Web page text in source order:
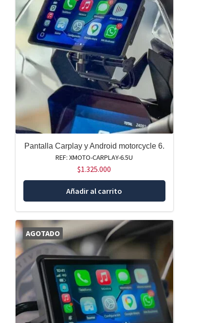
Pantalla Carplay y Android motorcycle 6.
REF: XMOTO-CARPLAY-6.5U
$1.325.000
Añadir al carrito
AGOTADO